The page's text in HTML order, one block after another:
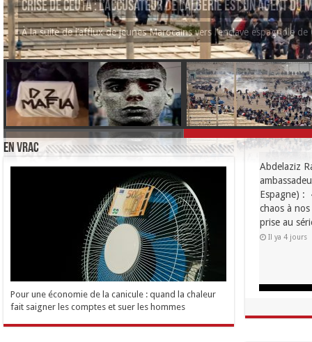
Crise de Ceuta : l’accusateur de l’Algérie est un agent du
À la suite de l’afflux de jeunes Marocains vers l’enclave espagnole
Examens
concours
l’annonce
Il ya 5 jours
EN VRAC
Pour une économie de la canicule : quand la chaleur
fait saigner les comptes et suer les hommes